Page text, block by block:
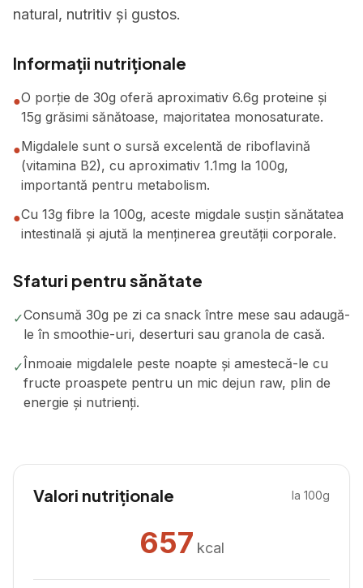
natural, nutritiv și gustos.
Informații nutriționale
●O porție de 30g oferă aproximativ 6.6g proteine și
15g grăsimi sănătoase, majoritatea monosaturate.
●Migdalele sunt o sursă excelentă de riboflavină
(vitamina B2), cu aproximativ 1.1mg la 100g,
importantă pentru metabolism.
●Cu 13g fibre la 100g, aceste migdale susțin sănătatea
intestinală și ajută la menținerea greutății corporale.
Sfaturi pentru sănătate
✓Consumă 30g pe zi ca snack între mese sau adaugă-
le în smoothie-uri, deserturi sau granola de casă.
✓Înmoaie migdalele peste noapte și amestecă-le cu
fructe proaspete pentru un mic dejun raw, plin de
energie și nutrienți.
Valori nutriționale la 100g
657 kcal